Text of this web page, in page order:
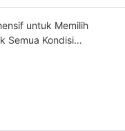
untuk Memilih
Semua Kondisi